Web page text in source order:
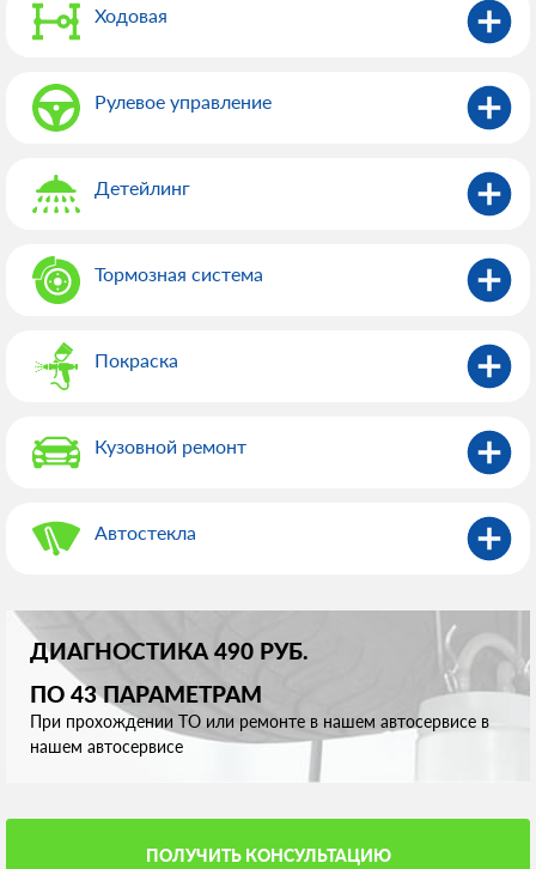
Ходовая
Рулевое управление
Детейлинг
Тормозная система
Покраска
Кузовной ремонт
Автостекла
ДИАГНОСТИКА 490 РУБ.
ПО 43 ПАРАМЕТРАМ
При прохождении ТО или ремонте в нашем автосервисе в
нашем автосервисе
ПОЛУЧИТЬ КОНСУЛЬТАЦИЮ